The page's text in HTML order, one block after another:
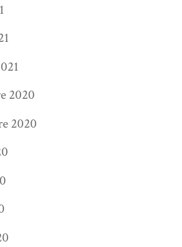
2020
2020